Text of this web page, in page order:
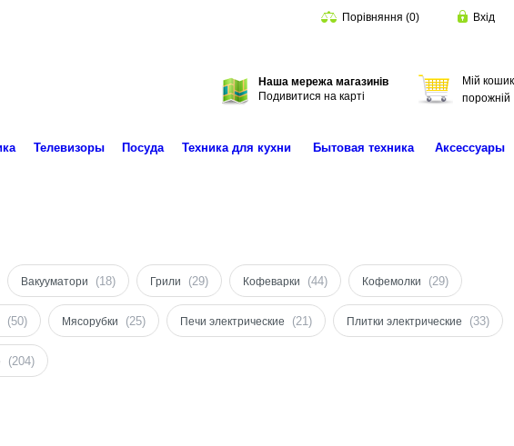
Порівняння (0) Вхід
Наша мережа магазинів
Подивитися на карті
Мій кошик
порожній
Телевизоры Посуда Техника для кухни Бытовая техника Аксессуары
Вакууматори (18) Грили (29) Кофеварки (44) Кофемолки (29)
(50) Мясорубки (25) Печи электрические (21) Плитки электрические (33)
(204)